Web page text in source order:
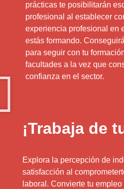
prácticas te posibilitarán
profesional al establecer
experiencia profesional en
estás formando.
para seguir con tu
facultades a la vez que
confianza en el sector.
¡Trabaja de
Explora la percepción de
satisfacción al
laboral. Convierte tu